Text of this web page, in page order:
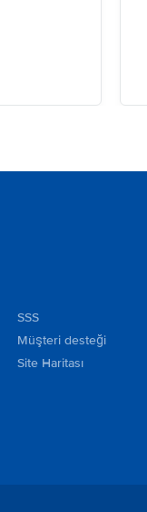
SSS
Müşteri desteği
Site Haritası